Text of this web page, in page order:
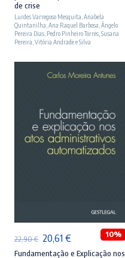
original
era:
23,90 €.
atual
é:
21,51 €.
de crise
Lurdes Varregoso Mesquita Anabela
Quintanilha Ana Raquel Barbosa Ângelo
Pereira Dias Pedro Pinheiro Torres Susana
Pereira Vitória Andrade e Silva
22,90€ O
preço
20,61 €O
preço
10%
Fundamentação e Explicação nos